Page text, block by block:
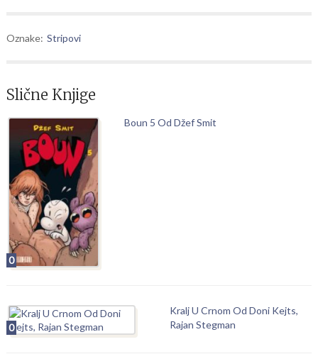
Oznake: Stripovi
Slične Knjige
0
Boun 5 Od Džef Smit
0
Kralj U Crnom Od Doni Kejts,
Rajan Stegman